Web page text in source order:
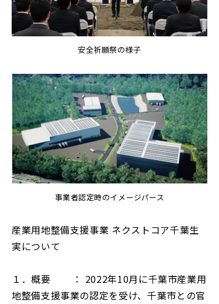
安全祈願祭の様子
事業者認定時のイメージパース
産業用地整備支援事業 ネクストコア千葉生
実について
１．概要 ： 2022年10月に千葉市産業用
地整備支援事業の認定を受け、千葉市との官